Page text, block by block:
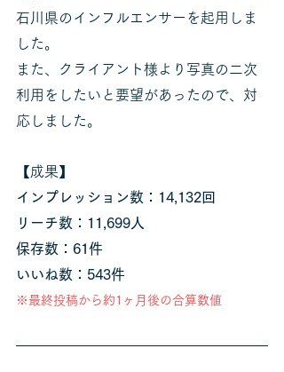
石川県のインフルエンサーを起用しま
した。
また、クライアント様より写真の二次
利用をしたいと要望があったので、対
応しました。
【成果】
インプレッション数：14,132回
リーチ数：11,699人
保存数：61件
いいね数：543件
※最終投稿から約1ヶ月後の合算数値